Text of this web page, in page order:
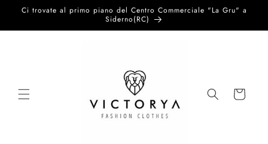
direttamente
Ci trovate al primo piano del Centro Commerciale "La Gru" a
Siderno(RC)
Carrello